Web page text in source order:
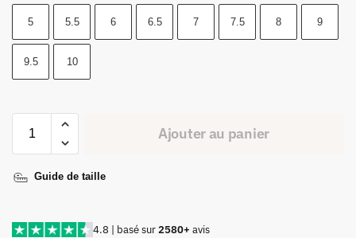
5 5.5 6 6.5 7 7.5 8 9
9.5 10
Ajouter au panier
Guide de taille
4.8 | basé sur2580+ avis